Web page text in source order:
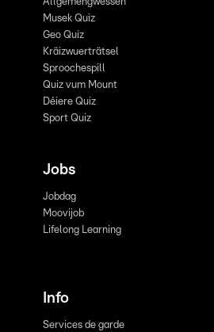
Allgemengwëssen
Musek Quiz
Geo Quiz
Kräizwuerträtsel
Sproochespill
Quiz vum Mount
Déiere Quiz
Sport Quiz
Jobs
Jobdag
Moovijob
Lifelong Learning
Info
Services de garde